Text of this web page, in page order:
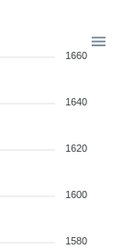
1660
1640
1620
1600
1580